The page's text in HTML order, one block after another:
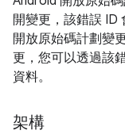
開變更，該錯誤 ID
開放原始碼計劃變
更，您可以透過該
資料。
架構